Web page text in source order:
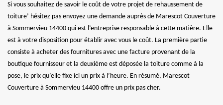
Si vous souhaitez de savoir le coût de votre projet de rehaussement de
toiture’ hésitez pas envoyez une demande auprès de Marescot Couverture
à Sommervieu 14400 qui est l’entreprise responsable à cette matière. Elle
est à votre disposition pour établir avec vous le coût. La première partie
consiste à acheter des fournitures avec une facture provenant de la
boutique fournisseur et la deuxième est déposée la toiture comme à la
pose, le prix qu’elle fixe ici un prix à l’heure. En résumé, Marescot
Couverture à Sommervieu 14400 offre un prix pas cher.